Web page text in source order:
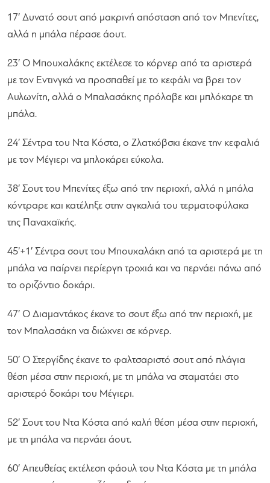
17′ Δυνατό σουτ από μακρινή απόσταση από τον Μπενίτες,
αλλά η μπάλα πέρασε άουτ.
23′ Ο Μπουχαλάκης εκτέλεσε το κόρνερ από τα αριστερά
με τον Εντινγκά να προσπαθεί με το κεφάλι να βρει τον
Αυλωνίτη, αλλά ο Μπαλασάκης πρόλαβε και μπλόκαρε τη
μπάλα.
24′ Σέντρα του Ντα Κόστα, ο Ζλατκόβσκι έκανε την κεφαλιά
με τον Μέγιερι να μπλοκάρει εύκολα.
38′ Σουτ του Μπενίτες έξω από την περιοχή, αλλά η μπάλα
κόντραρε και κατέληξε στην αγκαλιά του τερματοφύλακα
της Παναχαϊκής.
45’+1′ Σέντρα σουτ του Μπουχαλάκη από τα αριστερά με τη
μπάλα να παίρνει περίεργη τροχιά και να περνάει πάνω από
το οριζόντιο δοκάρι.
47′ Ο Διαμαντάκος έκανε το σουτ έξω από την περιοχή, με
τον Μπαλασάκη να διώχνει σε κόρνερ.
50′ Ο Στεργίδης έκανε το φαλτσαριστό σουτ από πλάγια
θέση μέσα στην περιοχή, με τη μπάλα να σταματάει στο
αριστερό δοκάρι του Μέγιερι.
52′ Σουτ του Ντα Κόστα από καλή θέση μέσα στην περιοχή,
με τη μπάλα να περνάει άουτ.
60′ Απευθείας εκτέλεση φάουλ του Ντα Κόστα με τη μπάλα